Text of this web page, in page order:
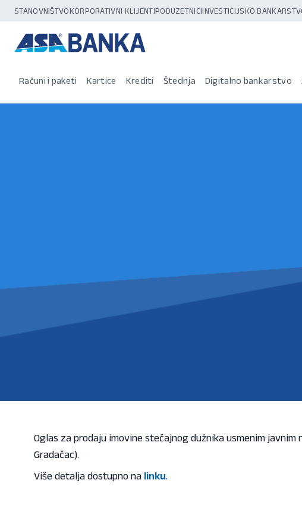
STANOVNIŠTVOKORPORATIVNI KLIJENTIPODUZETNICIINVESTICIJSKO
Računi i paketi Kartice Krediti Štednja Digitalno bankarstvo
Oglas za prodaju imovine stečajnog dužnika usmenim javnim
Gradačac).
Više detalja dostupno na linku.